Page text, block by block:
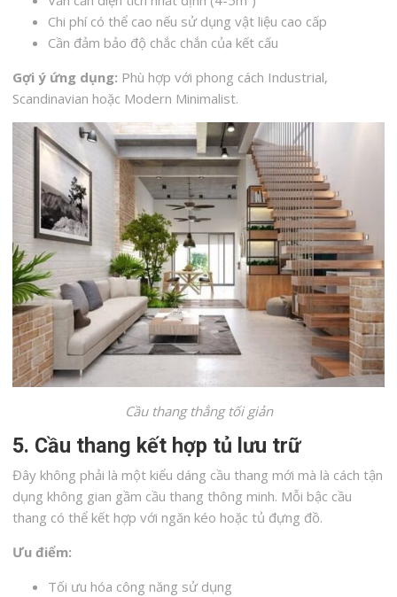
Chi phí có thể cao nếu sử dụng vật liệu cao cấp
Cần đảm bảo độ chắc chắn của kết cấu
Gợi ý ứng dụng: Phù hợp với phong cách Industrial,
Scandinavian hoặc Modern Minimalist.
Cầu thang thẳng tối giản
5. Cầu thang kết hợp tủ lưu trữ
Đây không phải là một kiểu dáng cầu thang mới mà là cách tận
dụng không gian gầm cầu thang thông minh. Mỗi bậc cầu
thang có thể kết hợp với ngăn kéo hoặc tủ đựng đồ.
Ưu điểm:
Tối ưu hóa công năng sử dụng